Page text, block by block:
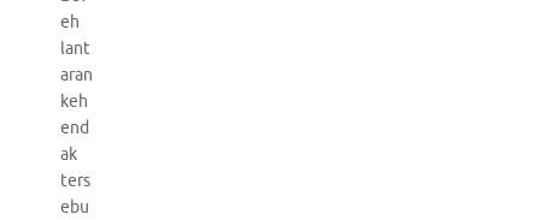
eh
lant
aran
keh
end
ak
ters
ebu